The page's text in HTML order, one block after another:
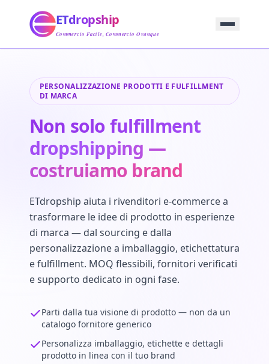
Approvvigionamento
Servizio
Prodotto
Supporto
Contattaci
ETdropship
Commercio Facile, Commercio Ovunque
PERSONALIZZAZIONE PRODOTTI E FULFILLMENT
DI MARCA
Non solo fulfillment
dropshipping —
costruiamo brand
ETdropship aiuta i rivenditori e-commerce a
trasformare le idee di prodotto in esperienze
di marca — dal sourcing e dalla
personalizzazione a imballaggio, etichettatura
e fulfillment. MOQ flessibili, fornitori verificati
e supporto dedicato in ogni fase.
Parti dalla tua visione di prodotto — non da un
catalogo fornitore generico
Personalizza imballaggio, etichette e dettagli
prodotto in linea con il tuo brand